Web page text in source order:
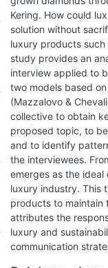
Kering. How could
solution without
luxury products
study provides an
interview applied to
two models based
(Mazzalovo &
collective to obtain
proposed topic, to
and to identify
the interviewees.
emerges as the
luxury industry. This
products to maintain
attributes the
luxury and
communication